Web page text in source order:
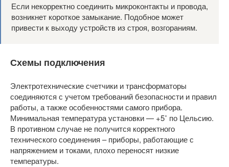
Если некорректно соединить микроконтакты и провода,
возникнет короткое замыкание. Подобное может
привести к выходу устройств из строя, возгораниям.
Схемы подключения
Электротехнические счетчики и трансформаторы
соединяются с учетом требований безопасности и правил
работы, а также особенностями самого прибора.
Минимальная температура установки — +5˚ по Цельсию.
В противном случае не получится корректного
технического соединения – приборы, работающие с
напряжением и токами, плохо переносят низкие
температуры.